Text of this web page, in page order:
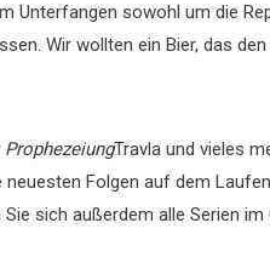
Unterfangen sowohl um die
Wir wollten ein Bier, das
ProphezeiungTravla und vieles
Folgen auf dem
sich außerdem alle Serien